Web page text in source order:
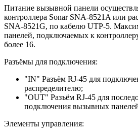
Питание вызывной панели
контроллера Sonar SNA-8521A или
SNA-8521G, по кабелю UTP-5.
панелей, подключаемых к
более 16.
Разъёмы для подключения:
"IN" Разъём RJ-45 для
распределителю;
"OUT" Разъём RJ-45 для
подключения вызывных
Элементы управления: